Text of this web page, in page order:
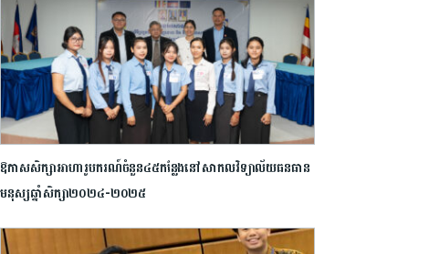
ឱកាសសិក្សាអាហារូបករណ៍ចំនួន៤៥កន្លែងនៅសាកលវិទ្យាល័យធនធាន
មនុស្សឆ្នាំសិក្សា២០២៤-២០២៥